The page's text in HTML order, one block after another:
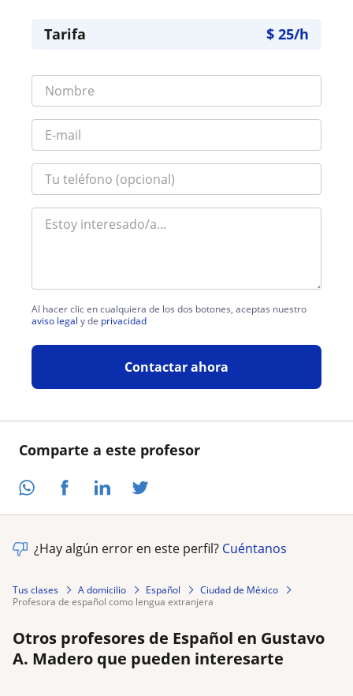
Comparte a este profesor
Tarifa $ 25/h
Al hacer clic en cualquiera de los dos botones, aceptas nuestro
aviso legal y de privacidad
Contactar ahora
¿Hay algún error en este perfil? Cuéntanos
Tus clases A domicilio Español
Ciudad de México
profesora de español como lengua extranjera
Otros profesores de Español en Gustavo
A. Madero que pueden interesarte